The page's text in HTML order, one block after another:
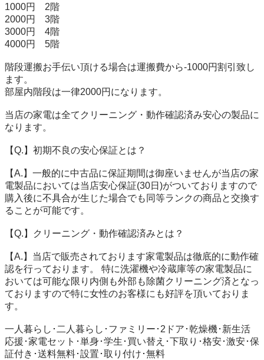
1000円　2階
2000円　3階
3000円　4階
4000円　5階
階段運搬お手伝い頂ける場合は運搬費から-1000円割引致し
ます。
部屋内階段は一律2000円になります。
当店の家電は全てクリーニング・動作確認済み安心の製品に
なります。
【Q.】初期不良の安心保証とは？
【A.】一般的に中古品に保証期間は御座いませんが当店の家
電製品においては当店安心保証(30日)がついておりますので
購入後に不具合が生じた場合でも同等ランクの商品と交換す
ることが可能です。
【Q.】クリーニング・動作確認済みとは？
【A.】当店で販売されております家電製品は徹底的に動作確
認を行っております。 特に洗濯機や冷蔵庫等の家電製品に
おいては可能な限り内側も外部も除菌クリーニング済となっ
ておりますので特に女性のお客様にも好評を頂いておりま
す。
一人暮らし･二人暮らし･ファミリー･2ドア･乾燥機･新生活
応援･家電セット･単身･学生･買い替え･下取り･格安･激安･保
証付き･送料無料･設置･取り付け･無料